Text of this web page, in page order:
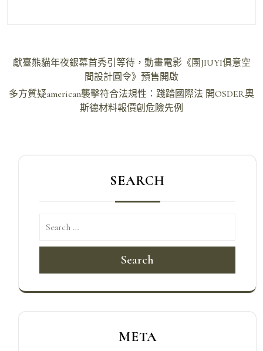
文
導
獻臺熊貓年夜銀幕首秀引等待，動畫電影《團JIUYI俱意空
間設計圓令》預售開啟
多方質疑american襲擊符合法規性：踐踏國際法 開OSDER奧
斯德材料報價創危險先例
SEARCH
Search
META